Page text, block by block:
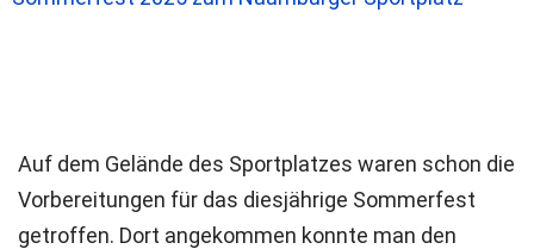
Auf dem Gelände des Sportplatzes waren schon die
Vorbereitungen für das diesjährige Sommerfest
getroffen. Dort angekommen konnte man den